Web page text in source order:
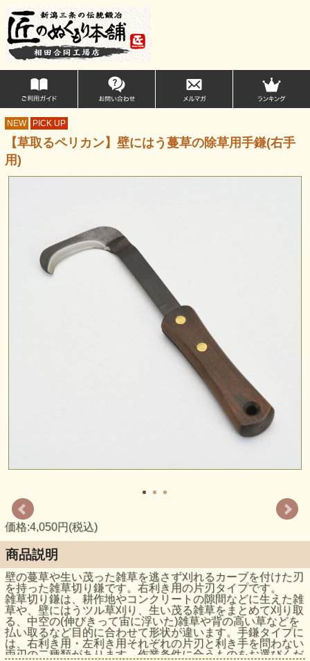
NEW PICK UP
【草取るペリカン】壁にはう蔓草の除草用手鎌(右手
用)
価格:4,050円(税込)
商品説明
壁の蔓草や生い茂った雑草を逃さず刈れるカーブを付けた刃
を持った雑草切り鎌です。右利き用の片刃タイプです。
雑草切り鎌は、耕作地やコンクリートの隙間などに生えた雑
草や、壁にはうツル草刈り、生い茂る雑草をまとめて刈り取
る、中空の(伸びきって宙に浮いた)雑草や背の高い草などを
払い取るなど目的に合わせて形状が違います。手鎌タイプに
は、右利き用・左利き用それぞれの片刃と利き手を問わない
両刃の二種類があります。作業条件に合うものをお選びくだ